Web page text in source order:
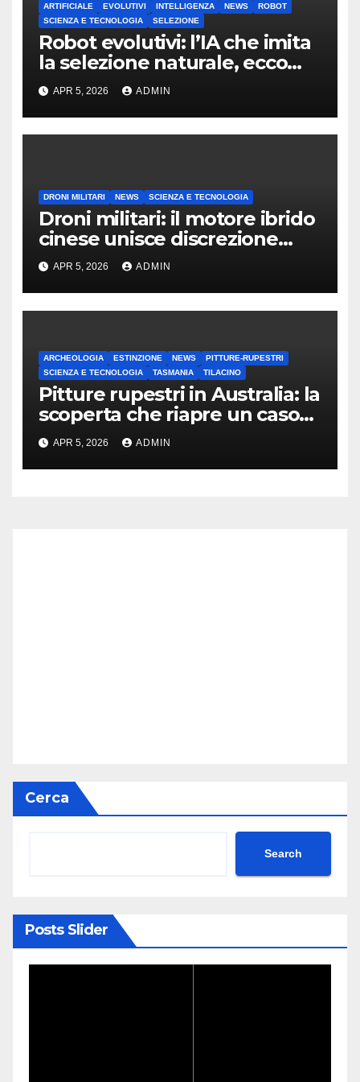
ARTIFICIALE EVOLUTIVI INTELLIGENZA NEWS
ROBOT
SCIENZA E TECNOLOGIA
SELEZIONE
Robot evolutivi: l’IA che imita
la selezione naturale, ecco
cosa fanno
APR 5, 2026 ADMIN
DRONI MILITARI NEWS SCIENZA E TECNOLOGIA
Droni militari: il motore ibrido
cinese unisce discrezione
operativa e autonomia
APR 5, 2026 ADMIN
ARCHEOLOGIA ESTINZIONE NEWS
PITTURE-RUPESTRI
SCIENZA E TECNOLOGIA
TASMANIA TILACINO
Pitture rupestri in Australia: la
scoperta che riapre un caso
estinto
APR 5, 2026 ADMIN
Cerca
Search
Posts Slider